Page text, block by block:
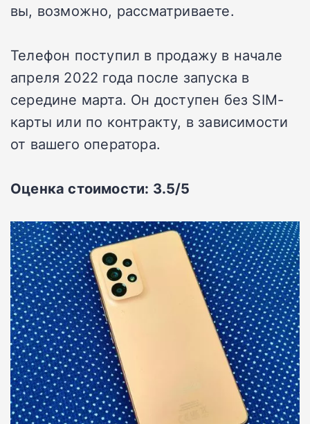
вы, возможно, рассматриваете.
Телефон поступил в продажу в начале
апреля 2022 года после запуска в
середине марта. Он доступен без SIM-
карты или по контракту, в зависимости
от вашего оператора.
Оценка стоимости: 3.5/5